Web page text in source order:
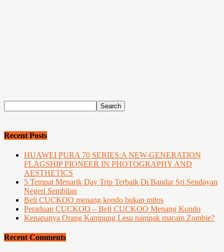
Recent Posts
HUAWEI PURA 70 SERIES:A NEW-GENERATION
FLAGSHIP PIONEER IN PHOTOGRAPHY AND
AESTHETICS
5 Tempat Menarik Day Trip Terbaik Di Bandar Sri Sendayan
Negeri Sembilan
Beli CUCKOO menang kondo bukan mitos
Peraduan CUCKOO – Beli CUCKOO Menang Kondo
Kenapanya Orang Kampung Lesu nampak macam Zombie?
Recent Comments